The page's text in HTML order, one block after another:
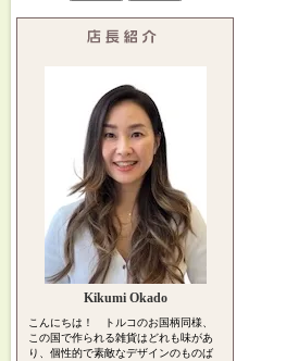
Kikumi Okado
こんにちは！ トルコのお国柄同様、
この国で作られる雑貨はどれも味があ
り、個性的で素敵なデザインのものば